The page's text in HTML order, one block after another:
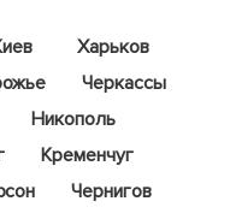
Харьков
Черкассы
Никополь
Кременчуг
Чернигов